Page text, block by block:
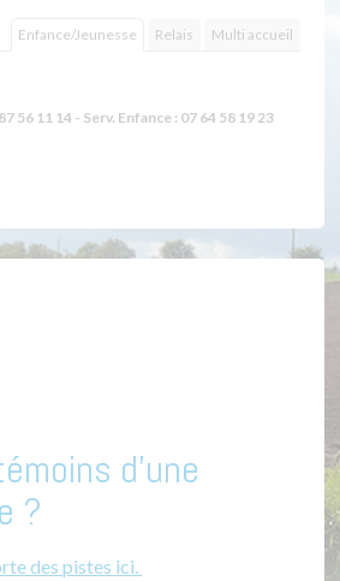
Enfance/Jeunesse Relais Multi accueil
56 11 14 - Serv. Enfance : 07 64 58 19 23
d’une
?
des pistes ici.